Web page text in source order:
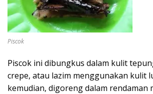
Piscok
Piscok ini dibungkus dalam kulit
crepe, atau lazim menggunakan kulit
kemudian, digoreng dalam rendaman